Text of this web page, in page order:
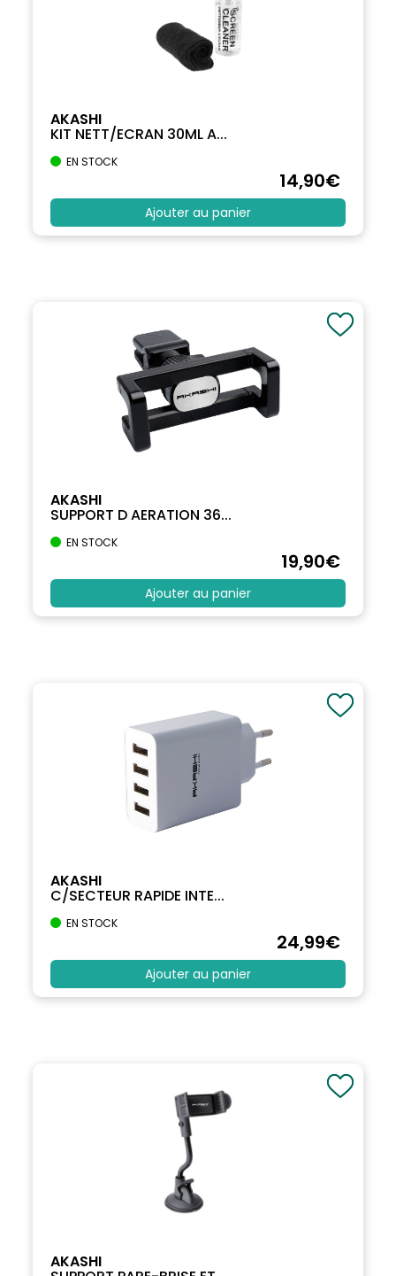
AKASHI
KIT NETT/ECRAN 30ML A...
EN STOCK
14,90€
Ajouter au panier
AKASHI
SUPPORT D AERATION 36...
EN STOCK
19,90€
Ajouter au panier
AKASHI
C/SECTEUR RAPIDE INTE...
EN STOCK
24,99€
Ajouter au panier
AKASHI